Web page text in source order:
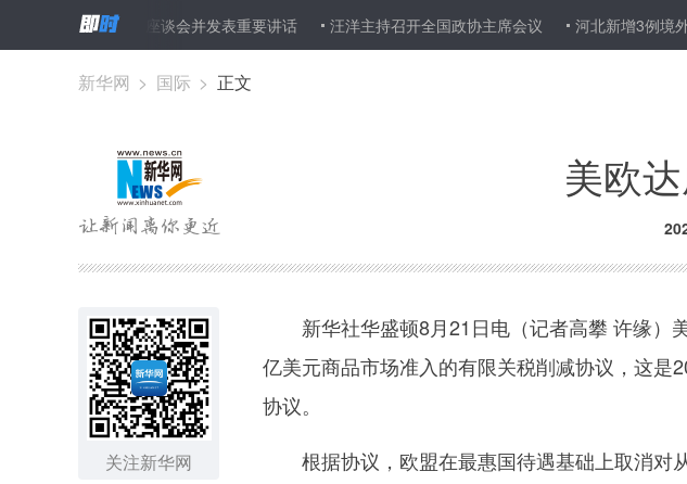
角一体化发展座谈会并发表重要讲话 汪洋主持召开全国政协主席会议 河北新增3例境外输入
新华网 > 国际 > 正文
美欧
关注新华网
新华社华盛顿8月21日电（记者高攀 许缘）
亿美元商品市场准入的有限关税削减协议，这是
协议。
根据协议，欧盟在最惠国待遇基础上取消对